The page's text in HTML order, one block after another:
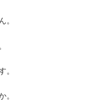
。
。
。